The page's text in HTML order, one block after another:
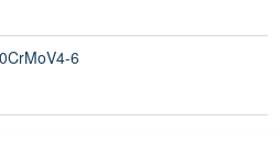
6